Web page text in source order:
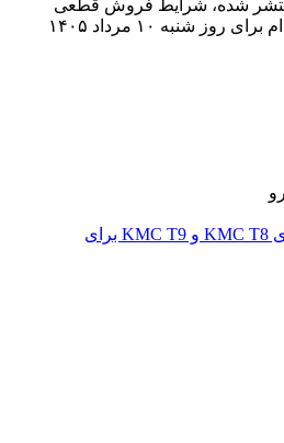
شده، شرایط فروش قطعی
محصولات فونیکس و ام وی ام برای روز شنبه ۱۰ مرداد ۱۴۰۵